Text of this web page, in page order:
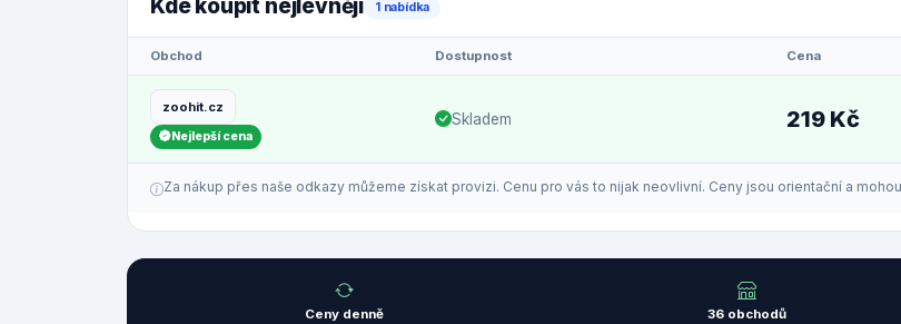
Kde koupit nejlevněji 1 nabídka
Obchod Dostupnost Cena
zoohit.cz
Nejlepší cena
Skladem 219 Kč
Za nákup přes naše odkazy můžeme získat provizi. Cenu pro vás to nijak neovlivní. Ceny jsou orientační a
Ceny denně 36 obchodů